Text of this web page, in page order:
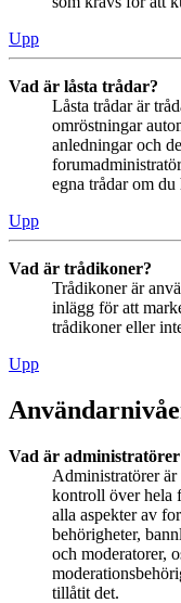
Upp
Vad är låsta trådar?
Låsta trådar är
omröstningar
anledningar och
egna trådar om du
Upp
Vad är trådikoner?
Trådikoner är
inlägg för att
trådikoner eller
Upp
Vad är
Administratörer
kontroll över hela
alla aspekter av
behörigheter,
och moderatorer,
tillåtit det.